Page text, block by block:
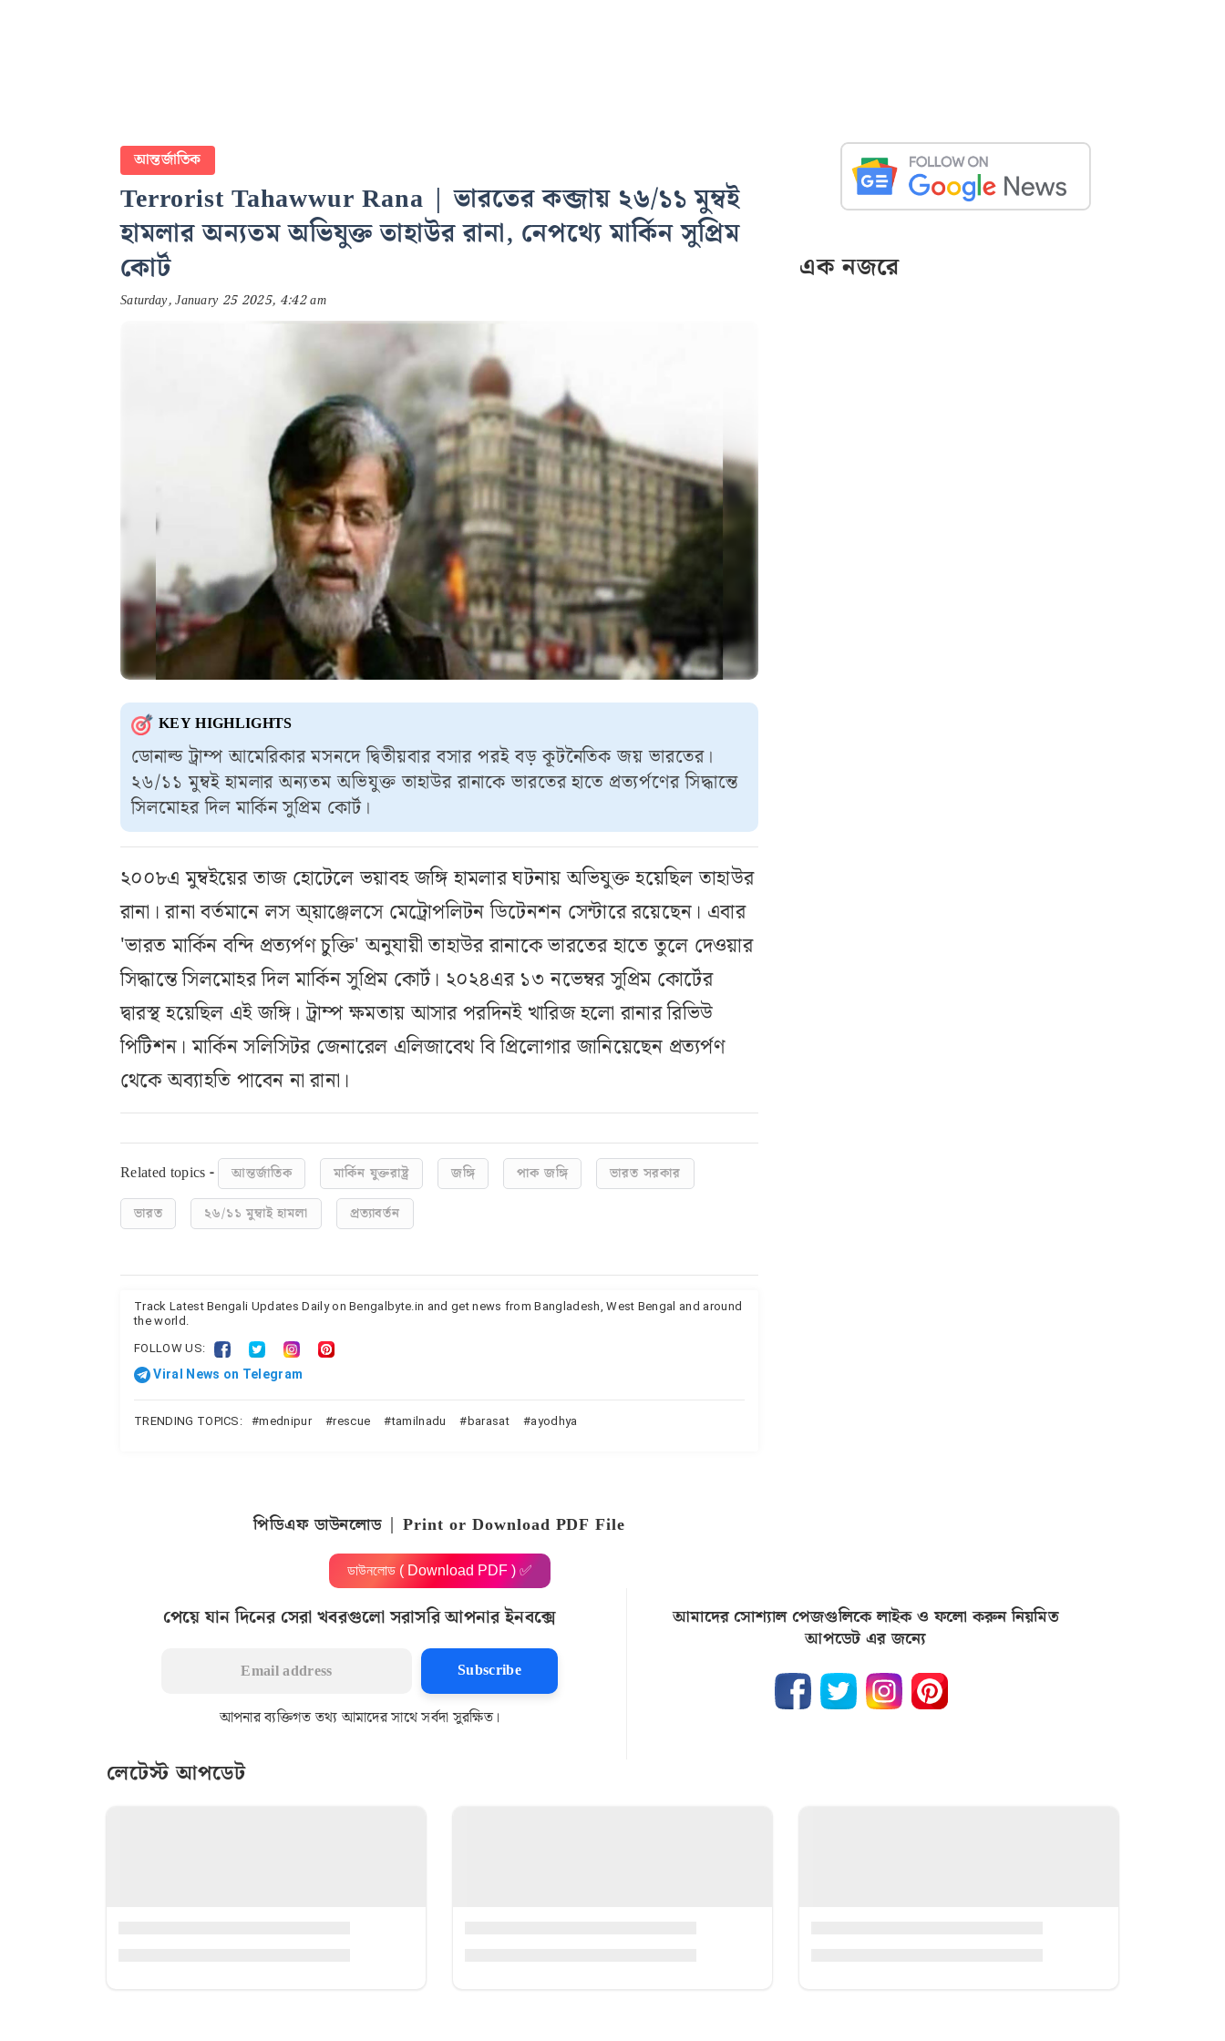
আন্তর্জাতিক
Terrorist Tahawwur Rana | ভারতের কব্জায় ২৬/১১ মুম্বই
হামলার অন্যতম অভিযুক্ত তাহাউর রানা, নেপথ্যে মার্কিন সুপ্রিম
কোর্ট
Saturday, January 25 2025, 4:42 am
KEY HIGHLIGHTS
ডোনাল্ড ট্রাম্প আমেরিকার মসনদে দ্বিতীয়বার বসার পরই বড় কূটনৈতিক জয় ভারতের।
২৬/১১ মুম্বই হামলার অন্যতম অভিযুক্ত তাহাউর রানাকে ভারতের হাতে প্রত্যর্পণের সিদ্ধান্তে
সিলমোহর দিল মার্কিন সুপ্রিম কোর্ট।
২০০৮এ মুম্বইয়ের তাজ হোটেলে ভয়াবহ জঙ্গি হামলার ঘটনায় অভিযুক্ত হয়েছিল তাহাউর
রানা। রানা বর্তমানে লস অ্য়াঞ্জেলসে মেট্রোপলিটন ডিটেনশন সেন্টারে রয়েছেন। এবার
'ভারত মার্কিন বন্দি প্রত্যর্পণ চুক্তি' অনুযায়ী তাহাউর রানাকে ভারতের হাতে তুলে দেওয়ার
সিদ্ধান্তে সিলমোহর দিল মার্কিন সুপ্রিম কোর্ট। ২০২৪এর ১৩ নভেম্বর সুপ্রিম কোর্টের
দ্বারস্থ হয়েছিল এই জঙ্গি। ট্রাম্প ক্ষমতায় আসার পরদিনই খারিজ হলো রানার রিভিউ
পিটিশন। মার্কিন সলিসিটর জেনারেল এলিজাবেথ বি প্রিলোগার জানিয়েছেন প্রত্যর্পণ
থেকে অব্যাহতি পাবেন না রানা।
Related topics - আন্তর্জাতিক মার্কিন যুক্তরাষ্ট্র জঙ্গি পাক জঙ্গি
ভারত সরকার
ভারত
২৬/১১ মুম্বাই হামলা প্রত্যাবর্তন
Track Latest Bengali Updates Daily on Bengalbyte.in and get news from Bangladesh, West Bengal and around
the world.
FOLLOW US:
Viral News on Telegram
TRENDING TOPICS: mednipur rescue tamilnadu barasat ayodhya
পিডিএফ ডাউনলোড | Print or Download PDF File
ডাউনলোড ( Download PDF ) ✅
এক নজরে
পেয়ে যান দিনের সেরা খবরগুলো সরাসরি আপনার ইনবক্সে
Subscribe
আপনার ব্যক্তিগত তথ্য আমাদের সাথে সর্বদা সুরক্ষিত।
আমাদের সোশ্যাল পেজগুলিকে লাইক ও ফলো করুন নিয়মিত
আপডেট এর জন্যে
লেটেস্ট আপডেট